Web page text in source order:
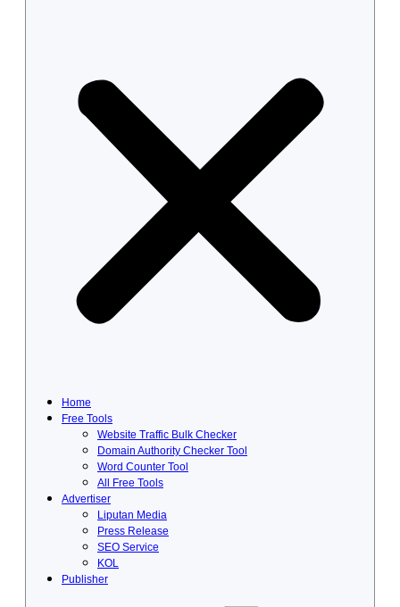
Home
Free Tools
Website Traffic Bulk Checker
Domain Authority Checker Tool
Word Counter Tool
All Free Tools
Advertiser
Liputan Media
Press Release
SEO Service
KOL
Publisher